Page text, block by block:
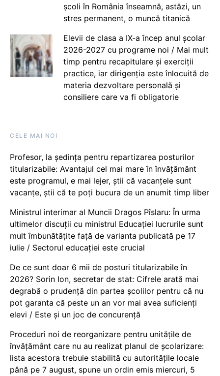
școli în România înseamnă, astăzi, un
stres permanent, o muncă titanică
Elevii de clasa a IX-a încep anul școlar
2026-2027 cu programe noi / Mai mult
timp pentru recapitulare și exerciții
practice, iar dirigenția este înlocuită de
materia dezvoltare personală și
consiliere care va fi obligatorie
CELE MAI NOI
Profesor, la ședința pentru repartizarea posturilor
titularizabile: Avantajul cel mai mare în învățământ
este programul, e mai lejer, știi că vacanțele sunt
vacanţe, știi că te poți bucura de un anumit timp liber
Ministrul interimar al Muncii Dragos Pîslaru: În urma
ultimelor discuții cu ministrul Educației lucrurile sunt
mult îmbunătățite față de varianta publicată pe 17
iulie / Sectorul educației este crucial
De ce sunt doar 6 mii de posturi titularizabile în
2026? Sorin Ion, secretar de stat: Cifrele arată mai
degrabă o prudență din partea școlilor pentru că nu
pot garanta că peste un an vor mai avea suficienți
elevi / Este și un joc de concurență
Proceduri noi de reorganizare pentru unitățile de
învățământ care nu au realizat planul de școlarizare:
lista acestora trebuie stabilită cu autoritățile locale
până pe 7 august, spune un ordin emis miercuri, 5